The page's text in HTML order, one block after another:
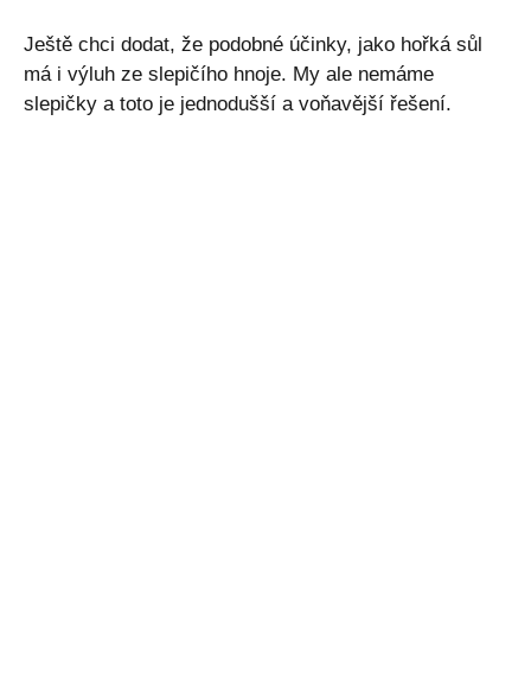
Ještě chci dodat, že podobné účinky, jako hořká sůl
má i výluh ze slepičího hnoje. My ale nemáme
slepičky a toto je jednodušší a voňavější řešení.